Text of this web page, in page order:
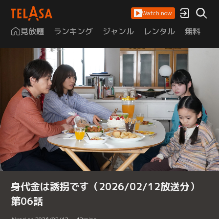
Watch now
見放題 ランキング ジャンル レンタル 無料
身代金は誘拐です（2026/02/12放送分）
第06話